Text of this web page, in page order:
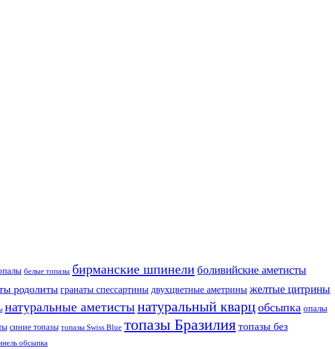
белые топазы бирманские шпинелиболивийские аметисты
родолиты гранаты спессартины двухцветные аметрины желтые цитрины
натуральные аметистынатуральный кварцобсыпка опалы
синие топазы топазы Swiss Blue топазы Бразилия топазы без
обсыпка